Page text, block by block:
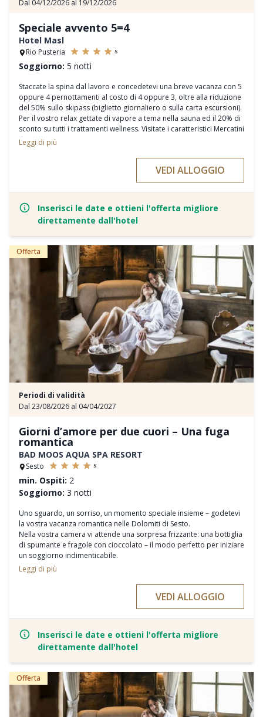
Dal 04/12/2026 al 19/12/2026
Speciale avvento 5=4
Hotel Masl
Rio Pusteria s
Soggiorno: 5 notti
Staccate la spina dal lavoro e concedetevi una breve vacanza con 5
oppure 4 pernottamenti al costo di 4 oppure 3, oltre alla riduzione
del 50% sullo skipass (biglietto giornaliero o sulla carta escursioni).
Per il vostro relax gettate di vapore a tema nella sauna ed il 20% di
sconto su tutti i trattamenti wellness. Visitate i caratteristici Mercatini
di Natale nelle vicine località di Bressanone, Brunico e Vipiteno,
raggiungibili in soli 20 minuti di auto.
Leggi di più
VEDI ALLOGGIO
Inserisci le date e ottieni l'offerta migliore
direttamente dall'hotel
Offerta
Periodi di validità
Dal 23/08/2026 al 04/04/2027
Giorni d’amore per due cuori – Una fuga
romantica
BAD MOOS AQUA SPA RESORT
Sesto s
min. Ospiti: 2
Soggiorno: 3 notti
Uno sguardo, un sorriso, un momento speciale insieme – godetevi
la vostra vacanza romantica nelle Dolomiti di Sesto.
Nella vostra camera vi attende una sorpresa frizzante: una bottiglia
di spumante e fragole con cioccolato – il modo perfetto per iniziare
un soggiorno indimenticabile.
3 notti con mezza pensione, incluso il nostro "Servizio Felicità"
Bagno romantico di coppia nella Private Spa Suite Alpine
Massaggio rilassante per tutto il corpo
Programma “Move & Balance” giornaliero per esperienze da
Leggi di più
VEDI ALLOGGIO
Inserisci le date e ottieni l'offerta migliore
direttamente dall'hotel
Offerta